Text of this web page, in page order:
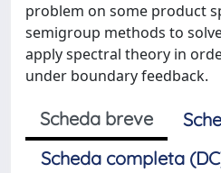
problem on some product
semigroup methods to
apply spectral theory in
under boundary feedback.
Scheda breve
Scheda completa